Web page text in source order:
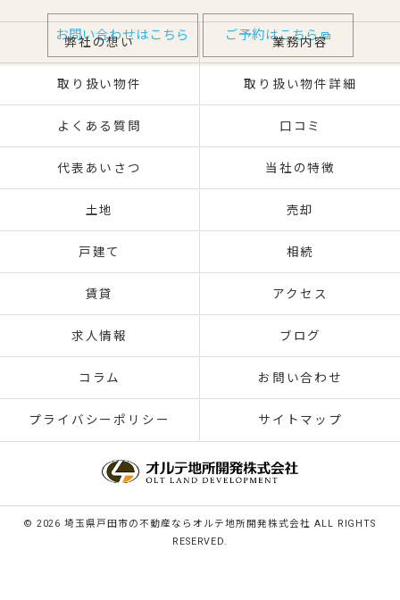
お問い合わせはこちら ご予約はこちら
弊社の想い 業務内容
取り扱い物件 取り扱い物件詳細
よくある質問 口コミ
代表あいさつ 当社の特徴
土地 売却
戸建て 相続
賃貸 アクセス
求人情報 ブログ
コラム お問い合わせ
プライバシーポリシー サイトマップ
© 2026 埼玉県戸田市の不動産ならオルテ地所開発株式会社 ALL RIGHTS
RESERVED.